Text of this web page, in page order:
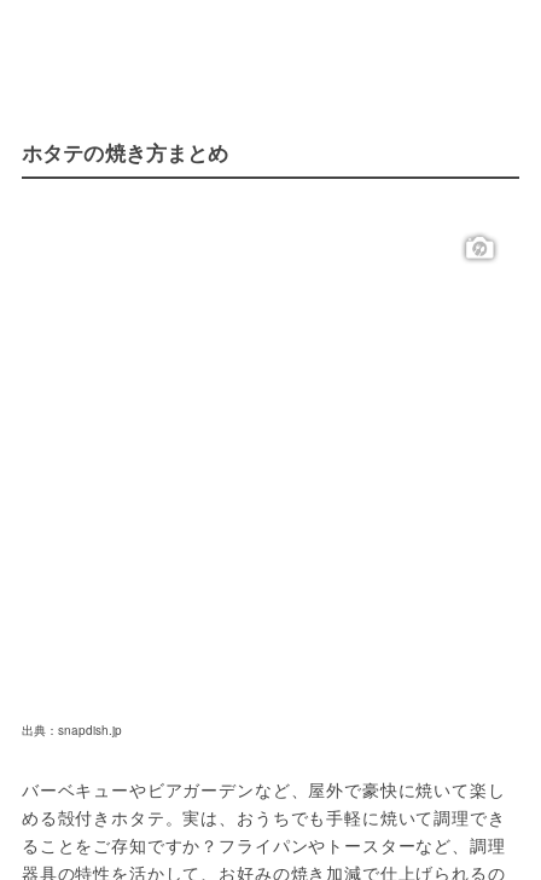
ホタテの焼き方まとめ
出典：snapdish.jp
バーベキューやビアガーデンなど、屋外で豪快に焼いて楽し
める殻付きホタテ。実は、おうちでも手軽に焼いて調理でき
ることをご存知ですか？フライパンやトースターなど、調理
器具の特性を活かして、お好みの焼き加減で仕上げられるの